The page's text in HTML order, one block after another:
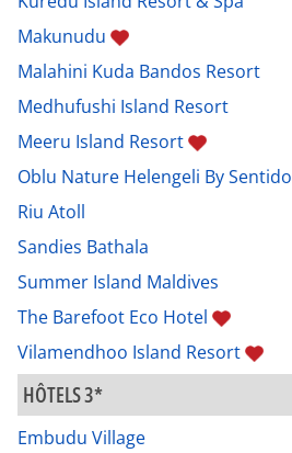
Makunudu
Malahini Kuda Bandos Resort
Medhufushi Island Resort
Meeru Island Resort
Oblu Nature Helengeli By Sentido
Riu Atoll
Sandies Bathala
Summer Island Maldives
The Barefoot Eco Hotel
Vilamendhoo Island Resort
HÔTELS 3*
Embudu Village